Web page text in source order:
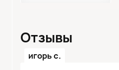
Отзывы
игорь с.